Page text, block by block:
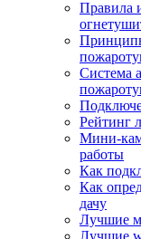
Правила
Система
Рейтинг
Мини-
работы
Как
Как
дачу
Лучшие
Лучшие